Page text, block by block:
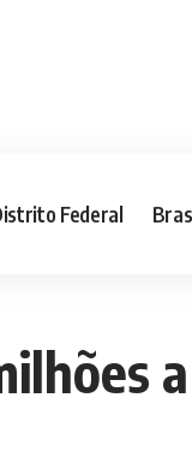
Federal